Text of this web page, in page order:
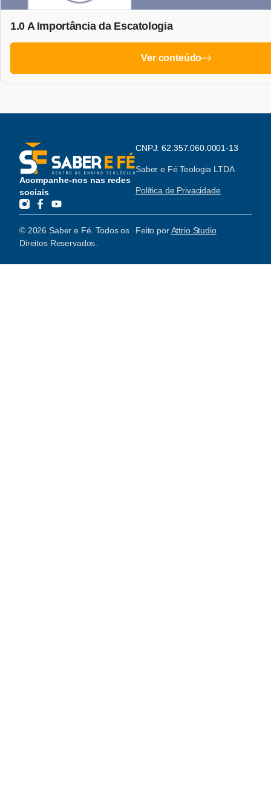
1.0 A Importância da Escatologia
Ver conteúdo
Acompanhe-nos nas redes
sociais
CNPJ: 62.357.060.0001-13
Saber e Fé Teologia LTDA
Política de Privacidade
© 2026 Saber e Fé. Todos os
Direitos Reservados.
Feito porAttrio Studio